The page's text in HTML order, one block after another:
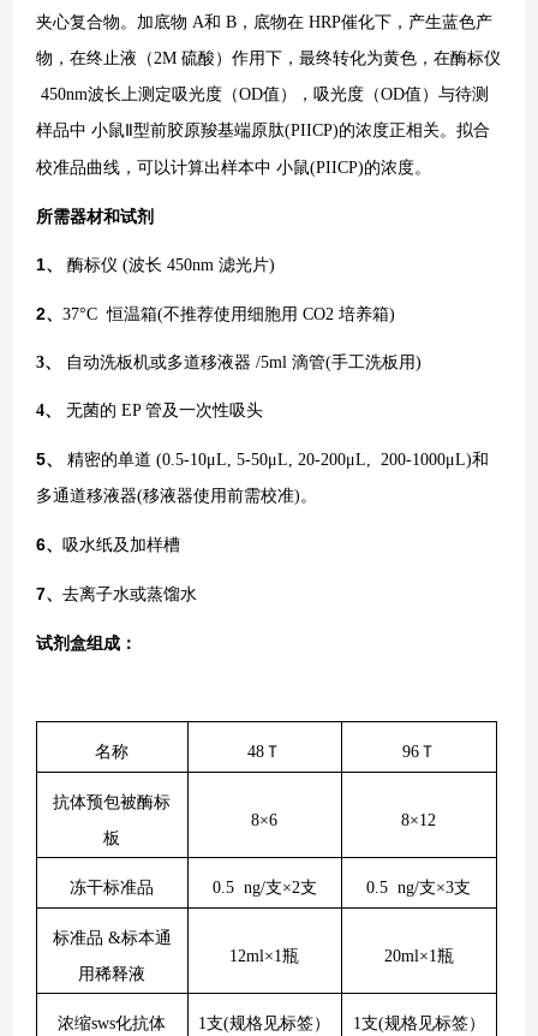
夹心复合物。加底物 A和 B，底物在 HRP催化下，产生蓝色产
物，在终止液（2M 硫酸）作用下，最终转化为黄色，在酶标仪
450nm波长上测定吸光度（OD值），吸光度（OD值）与待测
样品中 小鼠Ⅱ型前胶原羧基端原肽(PIICP)的浓度正相关。拟合
校准品曲线，可以计算出样本中 小鼠(PIICP)的浓度。
所需器材和试剂
1、 酶标仪 (波长 450nm 滤光片)
2、 37°C 恒温箱(不推荐使用细胞用 CO2 培养箱)
3、 自动洗板机或多道移液器 /5ml 滴管(手工洗板用)
4、 无菌的 EP 管及一次性吸头
5、 精密的单道 (0.5-10μL, 5-50μL, 20-200μL, 200-1000μL)和
多通道移液器(移液器使用前需校准)。
6、 吸水纸及加样槽
7、 去离子水或蒸馏水
试剂盒组成：
名称 48Ｔ 96Ｔ
抗体预包被酶标
板
8×6 8×12
冻干标准品 0.5 ng/支×2支 0.5 ng/支×3支
标准品 &标本通
用稀释液
12ml×1瓶 20ml×1瓶
浓缩sws化抗体 1支(规格见标签） 1支(规格见标签）